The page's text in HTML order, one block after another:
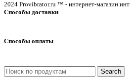
2024 Provibrator.ru ™ - интернет-магазин
Способы доставки
Способы оплаты
Search